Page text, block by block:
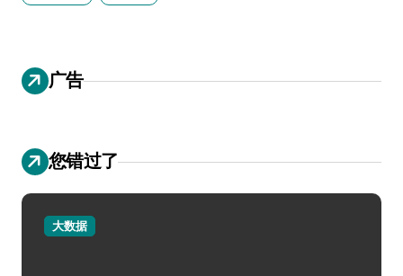
广告
您错过了
大数据